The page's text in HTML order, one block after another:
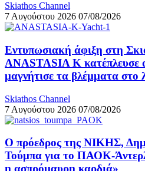
Skiathos Channel
7 Αυγούστου 2026 07/08/2026
Εντυπωσιακή άφιξη στη
ANASTASIA K κατέπλευσε
μαγνήτισε τα βλέμματα στο
Skiathos Channel
7 Αυγούστου 2026 07/08/2026
Ο πρόεδρος της ΝΙΚΗΣ,
Τούμπα για το ΠΑΟΚ-
η ασπρόμαυρη καρδιά»